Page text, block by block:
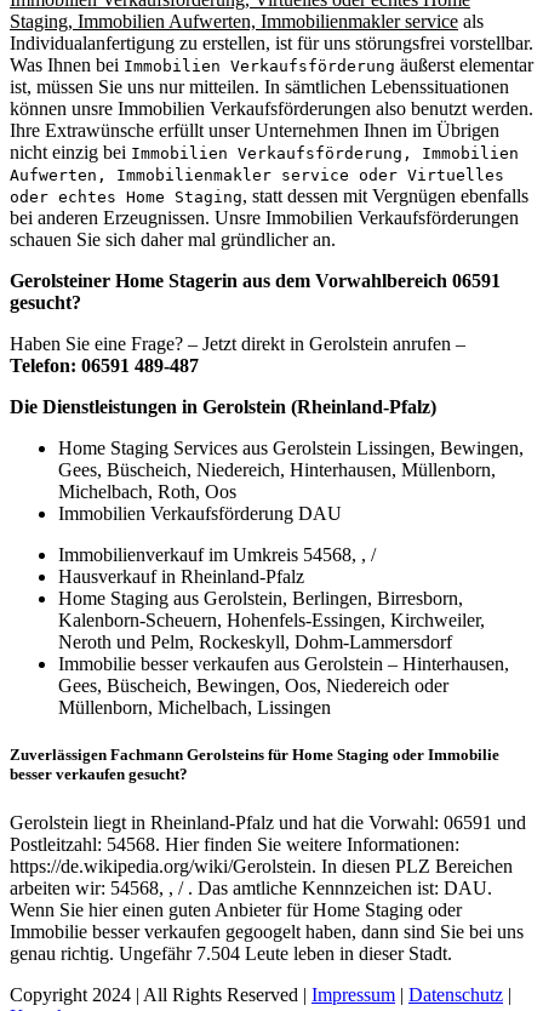
Staging, Immobilien Aufwerten, Immobilienmakler service als
Individualanfertigung zu erstellen, ist für uns störungsfrei vorstellbar.
Was Ihnen bei Immobilien Verkaufsförderung äußerst elementar
ist, müssen Sie uns nur mitteilen. In sämtlichen Lebenssituationen
können unsre Immobilien Verkaufsförderungen also benutzt werden.
Ihre Extrawünsche erfüllt unser Unternehmen Ihnen im Übrigen
nicht einzig bei Immobilien Verkaufsförderung, Immobilien
Aufwerten, Immobilienmakler service oder Virtuelles
oder echtes Home Staging, statt dessen mit Vergnügen ebenfalls
bei anderen Erzeugnissen. Unsre Immobilien Verkaufsförderungen
schauen Sie sich daher mal gründlicher an.
Gerolsteiner Home Stagerin aus dem Vorwahlbereich 06591
gesucht?
Haben Sie eine Frage? – Jetzt direkt in Gerolstein anrufen –
Telefon: 06591 489-487
Die Dienstleistungen in Gerolstein (Rheinland-Pfalz)
Home Staging Services aus Gerolstein Lissingen, Bewingen,
Gees, Büscheich, Niedereich, Hinterhausen, Müllenborn,
Michelbach, Roth, Oos
Immobilien Verkaufsförderung DAU
Immobilienverkauf im Umkreis 54568, , /
Hausverkauf in Rheinland-Pfalz
Home Staging aus Gerolstein, Berlingen, Birresborn,
Kalenborn-Scheuern, Hohenfels-Essingen, Kirchweiler,
Neroth und Pelm, Rockeskyll, Dohm-Lammersdorf
Immobilie besser verkaufen aus Gerolstein – Hinterhausen,
Gees, Büscheich, Bewingen, Oos, Niedereich oder
Müllenborn, Michelbach, Lissingen
Zuverlässigen Fachmann Gerolsteins für Home Staging oder Immobilie
besser verkaufen gesucht?
Gerolstein liegt in Rheinland-Pfalz und hat die Vorwahl: 06591 und
Postleitzahl: 54568. Hier finden Sie weitere Informationen:
https://de.wikipedia.org/wiki/Gerolstein. In diesen PLZ Bereichen
arbeiten wir: 54568, , / . Das amtliche Kennnzeichen ist: DAU.
Wenn Sie hier einen guten Anbieter für Home Staging oder
Immobilie besser verkaufen gegoogelt haben, dann sind Sie bei uns
genau richtig. Ungefähr 7.504 Leute leben in dieser Stadt.
Copyright 2024 | All Rights Reserved | Impressum | Datenschutz |